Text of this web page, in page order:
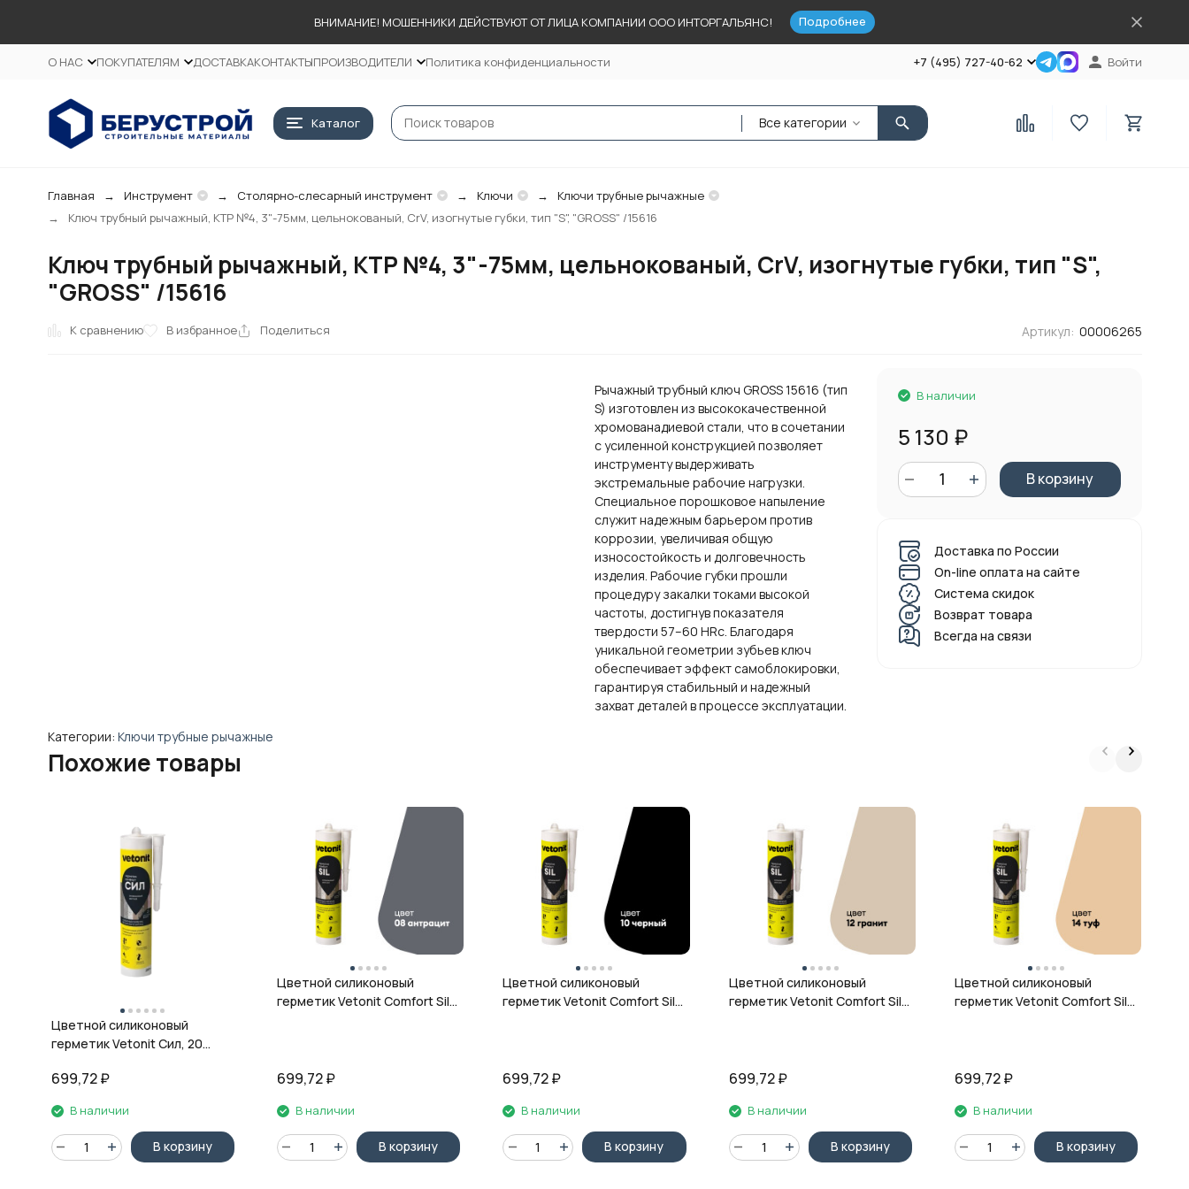
ВНИМАНИЕ! МОШЕННИКИ ДЕЙСТВУЮТ ОТ ЛИЦА КОМПАНИИ ООО ИНТОРГАЛЬЯНС! Подробнее
О НАС ПОКУПАТЕЛЯМ ДОСТАВКАКОНТАКТЫПРОИЗВОДИТЕЛИ Политика конфиденциальности +7 (495) 727-40-62 Войти
Каталог Все категории
Главная Инструмент Столярно-слесарный инструмент Ключи
Ключи трубные рычажные
Ключ трубный рычажный, КТР №4, 3"-75мм, цельнокованый, CrV, изогнутые губки, тип "S", "GROSS" /15616
Ключ трубный рычажный, КТР №4, 3"-75мм, цельнокованый, CrV, изогнутые губки, тип "S",
"GROSS" /15616
К сравнению В избранное Поделиться Артикул: 00006265
Рычажный трубный ключ GROSS 15616 (тип
S) изготовлен из высококачественной
хромованадиевой стали, что в сочетании
с усиленной конструкцией позволяет
инструменту выдерживать
экстремальные рабочие нагрузки.
Специальное порошковое напыление
служит надежным барьером против
коррозии, увеличивая общую
износостойкость и долговечность
изделия. Рабочие губки прошли
процедуру закалки токами высокой
частоты, достигнув показателя
твердости 57–60 HRc. Благодаря
уникальной геометрии зубьев ключ
обеспечивает эффект самоблокировки,
гарантируя стабильный и надежный
захват деталей в процессе эксплуатации.
В наличии
5 130 ₽
В корзину
Доставка по России
On-line оплата на сайте
Система скидок
Возврат товара
Всегда на связи
Категории: Ключи трубные рычажные
Похожие товары
Цветной силиконовый
герметик Vetonit Сил, 20
699,72 ₽
В наличии
В корзину
Цветной силиконовый
герметик Vetonit Comfort Sil,
699,72₽
В наличии
В корзину
Цветной силиконовый
герметик Vetonit Comfort Sil,
699,72₽
В наличии
В корзину
Цветной силиконовый
герметик Vetonit Comfort Sil,
699,72₽
В наличии
В корзину
Цветной силиконовый
герметик Vetonit Comfort Sil,
699,72₽
В наличии
В корзину